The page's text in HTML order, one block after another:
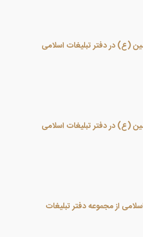
(ع) در دفتر تبلیغات اسلامی
(ع) در دفتر تبلیغات اسلامی
از مجموعه دفتر تبلیغات